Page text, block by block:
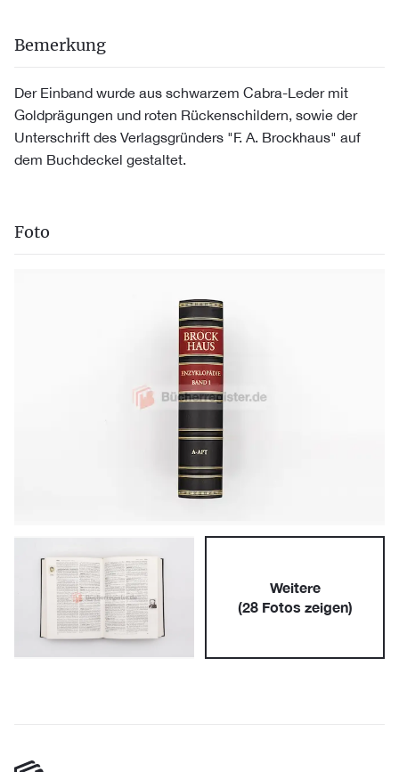
Bemerkung
Der Einband wurde aus schwarzem Cabra-Leder mit
Goldprägungen und roten Rückenschildern, sowie der
Unterschrift des Verlagsgründers "F. A. Brockhaus" auf
dem Buchdeckel gestaltet.
Foto
Weitere
(28Fotos zeigen)